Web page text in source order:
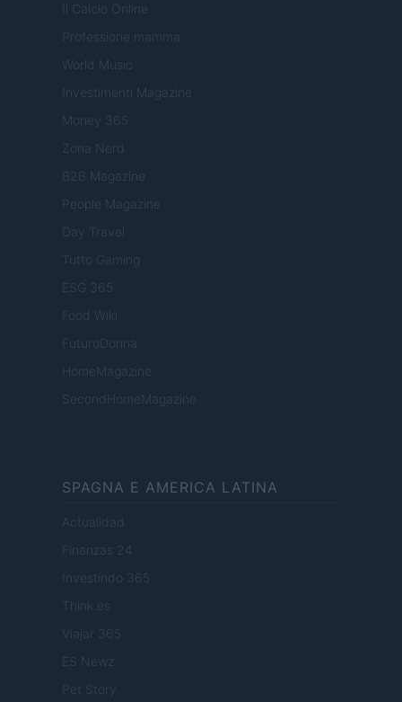
Il Calcio Online
Professione mamma
World Music
Investimenti Magazine
Money 365
Zona Nerd
B2B Magazine
People Magazine
Day Travel
Tutto Gaming
ESG 365
Food Wiki
FuturoDonna
HomeMagazine
SecondHomeMagazine
SPAGNA E AMERICA LATINA
Actualidad
Finanzas 24
Investindo 365
Think.es
Viajar 365
ES Newz
Pet Story